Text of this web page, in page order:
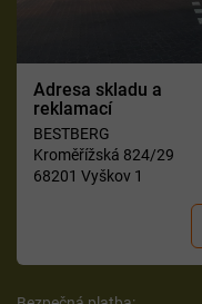
Adresa skladu a
reklamací
BESTBERG
Kroměřížská 824/29
68201 Vyškov 1